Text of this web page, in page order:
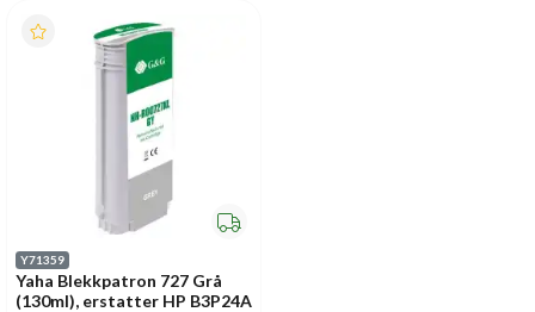
Y71359
Yaha Blekkpatron 727 Grå
(130ml), erstatter HP B3P24A